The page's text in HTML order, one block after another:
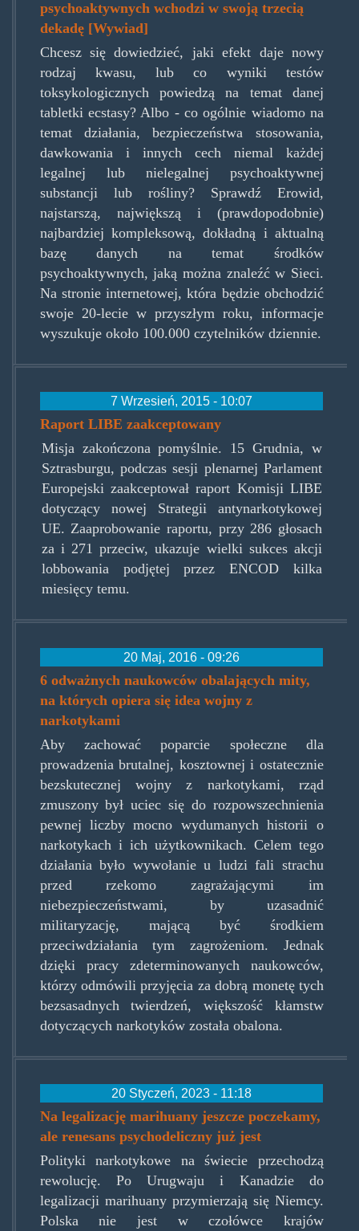
psychoaktywnych wchodzi w swoją trzecią
dekadę [Wywiad]
Chcesz się dowiedzieć, jaki efekt daje nowy
rodzaj kwasu, lub co wyniki testów
toksykologicznych powiedzą na temat danej
tabletki ecstasy? Albo - co ogólnie wiadomo na
temat działania, bezpieczeństwa stosowania,
dawkowania i innych cech niemal każdej
legalnej lub nielegalnej psychoaktywnej
substancji lub rośliny? Sprawdź Erowid,
najstarszą, największą i (prawdopodobnie)
najbardziej kompleksową, dokładną i aktualną
bazę danych na temat środków
psychoaktywnych, jaką można znaleźć w Sieci.
Na stronie internetowej, która będzie obchodzić
swoje 20-lecie w przyszłym roku, informacje
wyszukuje około 100.000 czytelników dziennie.
7 Wrzesień, 2015 - 10:07
Raport LIBE zaakceptowany
Misja zakończona pomyślnie. 15 Grudnia, w
Sztrasburgu, podczas sesji plenarnej Parlament
Europejski zaakceptował raport Komisji LIBE
dotyczący nowej Strategii antynarkotykowej
UE. Zaaprobowanie raportu, przy 286 głosach
za i 271 przeciw, ukazuje wielki sukces akcji
lobbowania podjętej przez ENCOD kilka
miesięcy temu.
20 Maj, 2016 - 09:26
6 odważnych naukowców obalających mity,
na których opiera się idea wojny z
narkotykami
Aby zachować poparcie społeczne dla
prowadzenia brutalnej, kosztownej i ostatecznie
bezskutecznej wojny z narkotykami, rząd
zmuszony był uciec się do rozpowszechnienia
pewnej liczby mocno wydumanych historii o
narkotykach i ich użytkownikach. Celem tego
działania było wywołanie u ludzi fali strachu
przed rzekomo zagrażającymi im
niebezpieczeństwami, by uzasadnić
militaryzację, mającą być środkiem
przeciwdziałania tym zagrożeniom. Jednak
dzięki pracy zdeterminowanych naukowców,
którzy odmówili przyjęcia za dobrą monetę tych
bezsasadnych twierdzeń, większość kłamstw
dotyczących narkotyków została obalona.
20 Styczeń, 2023 - 11:18
Na legalizację marihuany jeszcze poczekamy,
ale renesans psychodeliczny już jest
Polityki narkotykowe na świecie przechodzą
rewolucję. Po Urugwaju i Kanadzie do
legalizacji marihuany przymierzają się Niemcy.
Polska nie jest w czołówce krajów